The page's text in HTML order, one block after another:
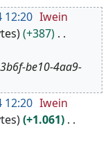
12:20 Iwein
+387
be10-4aa9-
12:20 Iwein
+1.061